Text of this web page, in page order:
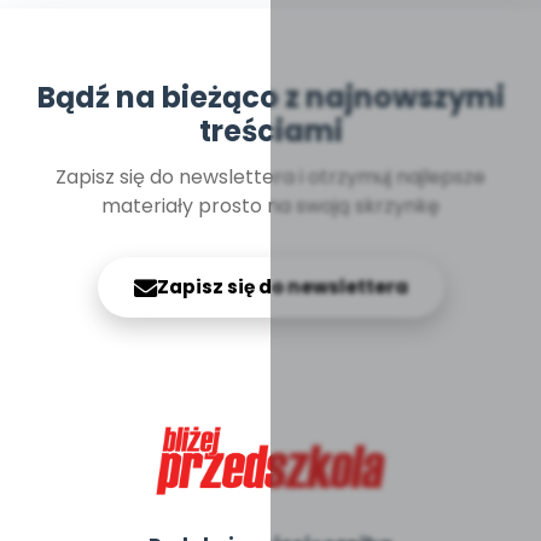
Bądź na bieżąco z najnowszymi
treściami
Zapisz się do newslettera i otrzymuj najlepsze
materiały prosto na swoją skrzynkę
Zapisz się do newslettera